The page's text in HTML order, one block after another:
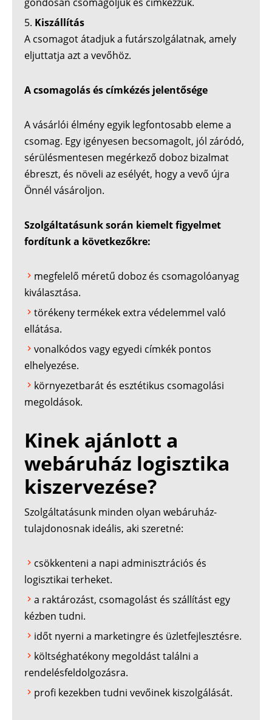
Kiszállítás
A csomagot átadjuk a futárszolgálatnak, amely
eljuttatja azt a vevőhöz.
A csomagolás és címkézés jelentősége
A vásárlói élmény egyik legfontosabb eleme a
csomag. Egy igényesen becsomagolt, jól záródó,
sérülésmentesen megérkező doboz bizalmat
ébreszt, és növeli az esélyét, hogy a vevő újra
Önnél vásároljon.
Szolgáltatásunk során kiemelt figyelmet
fordítunk a következőkre:
megfelelő méretű doboz és csomagolóanyag
kiválasztása.
törékeny termékek extra védelemmel való
ellátása.
vonalkódos vagy egyedi címkék pontos
elhelyezése.
környezetbarát és esztétikus csomagolási
megoldások.
Kinek ajánlott a
webáruház logisztika
kiszervezése?
Szolgáltatásunk minden olyan webáruház-
tulajdonosnak ideális, aki szeretné:
csökkenteni a napi adminisztrációs és
logisztikai terheket.
a raktározást, csomagolást és szállítást egy
kézben tudni.
időt nyerni a marketingre és üzletfejlesztésre.
költséghatékony megoldást találni a
rendelésfeldolgozásra.
profi kezekben tudni vevőinek kiszolgálását.